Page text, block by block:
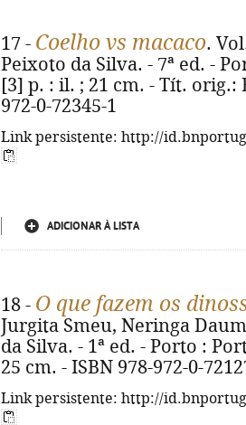
17 - Coelho vs macaco.
Peixoto da Silva. - 7ª ed. -
[3] p. : il. ; 21 cm. - Tít. orig.:
972-0-72345-1
Link persistente: http://
ADICIONAR À LISTA
18 - O que fazem os
Jurgita Smeu, Neringa
da Silva. - 1ª ed. - Porto :
25 cm. - ISBN 978-972-0-
Link persistente: http://